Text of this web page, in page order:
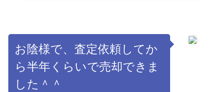
お陰様で、査定依頼してか
ら半年くらいで売却できま
した＾＾